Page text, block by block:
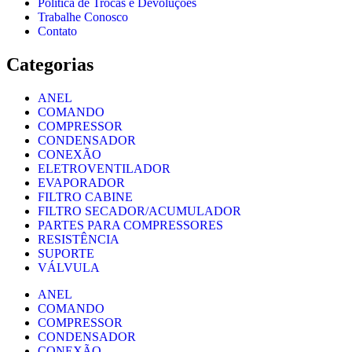
Política de Trocas e Devoluções
Trabalhe Conosco
Contato
Categorias
ANEL
COMANDO
COMPRESSOR
CONDENSADOR
CONEXÃO
ELETROVENTILADOR
EVAPORADOR
FILTRO CABINE
FILTRO SECADOR/ACUMULADOR
PARTES PARA COMPRESSORES
RESISTÊNCIA
SUPORTE
VÁLVULA
ANEL
COMANDO
COMPRESSOR
CONDENSADOR